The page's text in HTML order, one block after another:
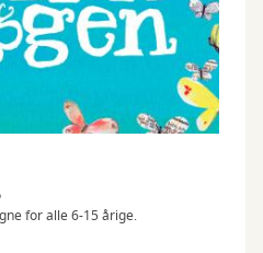
for alle 6-15 årige.